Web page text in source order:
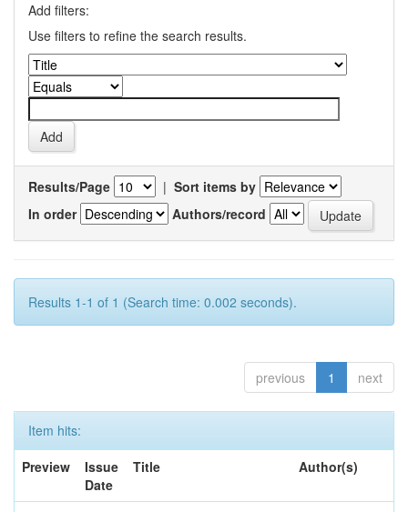
Add filters:
Use filters to refine the search results.
Results/Page | Sort items by
In order
Authors/record
Results 1-1 of 1 (Search time: 0.002 seconds).
previous 1 next
Item hits:
Preview
Issue
Date
Title Author(s)